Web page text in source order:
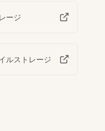
ージ
ルストレージ